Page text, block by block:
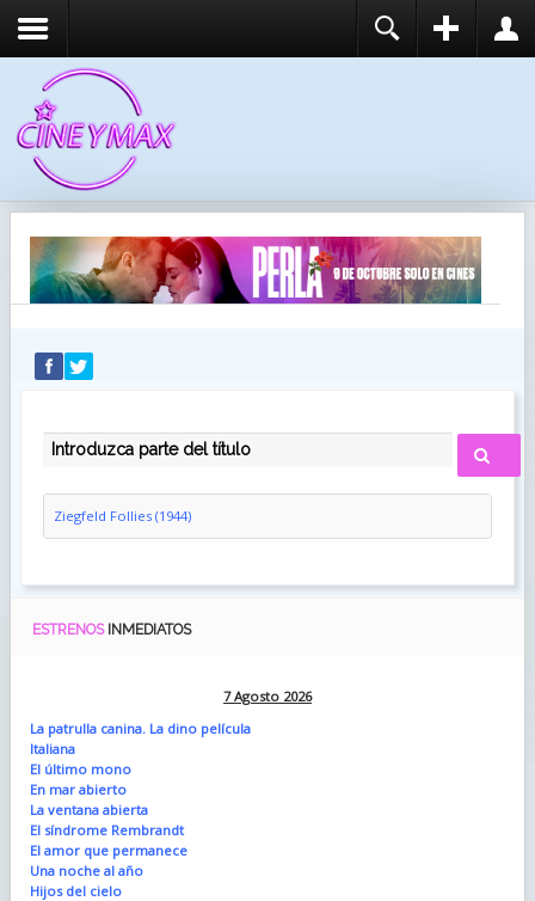
RECUÉRDEME
IDENTIFICARSE
INTRODUZCA PARTE DEL TÍTULO
Ziegfeld Follies (1944)
ESTRENOS INMEDIATOS
7 Agosto 2026
La patrulla canina. La dino película
Italiana
El último mono
En mar abierto
La ventana abierta
El síndrome Rembrandt
El amor que permanece
Una noche al año
Hijos del cielo